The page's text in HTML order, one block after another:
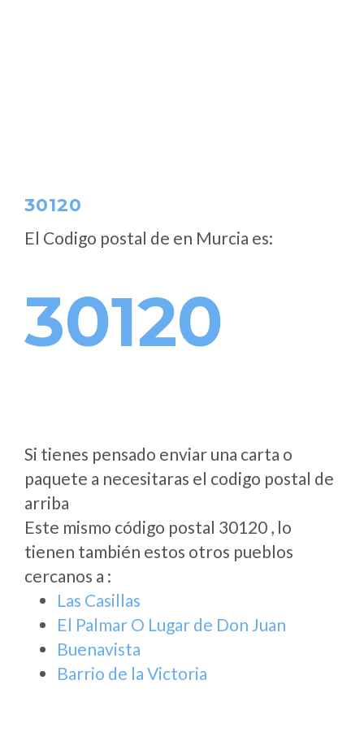
30120
El Codigo postal de en Murcia es:
30120
Si tienes pensado enviar una carta o
paquete a necesitaras el codigo postal de
arriba
Este mismo código postal 30120 , lo
tienen también estos otros pueblos
cercanos a :
Las Casillas
El Palmar O Lugar de Don Juan
Buenavista
Barrio de la Victoria